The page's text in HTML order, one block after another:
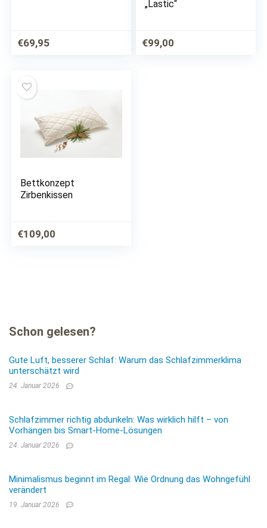
€69,95
„Lastic“
€99,00
Bettkonzept
Zirbenkissen
€109,00
Schon gelesen?
Gute Luft, besserer Schlaf: Warum das Schlafzimmerklima
unterschätzt wird
24. Januar 2026
Schlafzimmer richtig abdunkeln: Was wirklich hilft – von
Vorhängen bis Smart-Home-Lösungen
24. Januar 2026
Minimalismus beginnt im Regal: Wie Ordnung das Wohngefühl
verändert
19. Januar 2026